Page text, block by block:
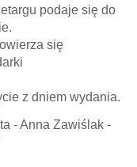
podaje się do
się
z dniem wydania.
- Anna Zawiślak -